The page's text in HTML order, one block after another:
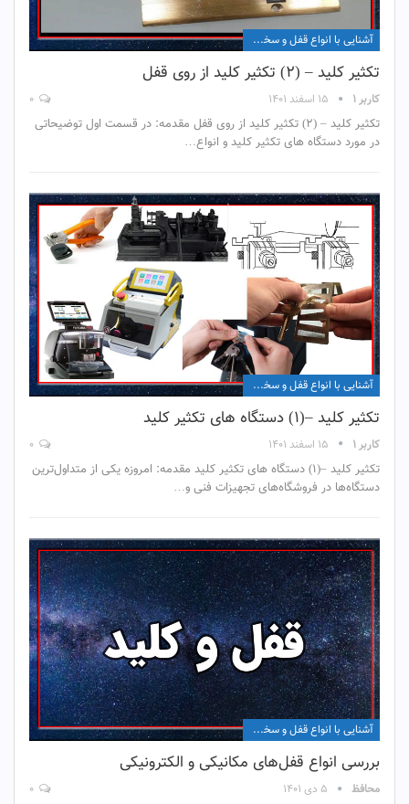
آشنایی با انواع قفل و سخت افزار آن
تکثیر کلید – (۲) تکثیر کلید از روی قفل
کاربر ۱ ۱۵ اسفند ۱۴۰۱
تکثیر کلید – (۲) تکثیر کلید از روی قفل مقدمه: در قسمت اول توضیحاتی
در مورد دستگاه های تکثیر کلید و انواع…
آشنایی با انواع قفل و سخت افزار آن
تکثیر کلید –(۱) دستگاه های تکثیر کلید
کاربر ۱ ۱۵ اسفند ۱۴۰۱
تکثیر کلید –(۱) دستگاه های تکثیر کلید مقدمه: امروزه یکی از متداول‌ترین
دستگاه‌ها در فروشگاه‌های تجهیزات فنی و…
آشنایی با انواع قفل و سخت افزار آن
بررسی انواع قفل‌های مکانیکی و الکترونیکی
محافظ ۵ دی ۱۴۰۱